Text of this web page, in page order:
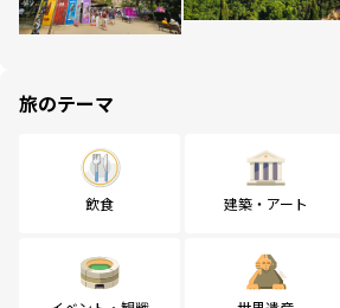
旅のテーマ
飲食 建築・アート